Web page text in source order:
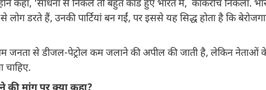
कहा, ‘साधना से निकले तो बहुत कांड हुए भारत में, कॉकरोच निकला.
डरते हैं, उनकी पार्टियां बन गईं, पर इससे यह सिद्ध होता है कि
जनता से डीजल-पेट्रोल कम जलाने की अपील की जाती है, लेकिन नेताओं के
चाहिए.